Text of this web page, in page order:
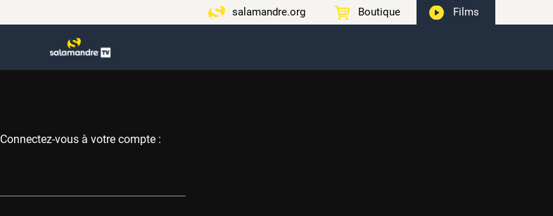
salamandre.org Boutique Films
Connectez-vous à votre compte :